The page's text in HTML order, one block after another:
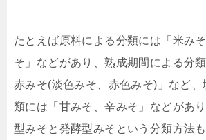
たとえば原料による分類には「米み
そ」などがあり、熟成期間による分
赤みそ(淡色みそ、赤色みそ)」など、
類には「甘みそ、辛みそ」などがあ
型みそと発酵型みそという分類方法も